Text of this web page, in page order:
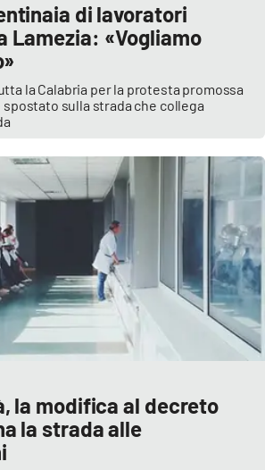
di lavoratori
Lamezia: «Vogliamo
la Calabria per la protesta promossa
spostato sulla strada che collega
la modifica al decreto
la strada alle